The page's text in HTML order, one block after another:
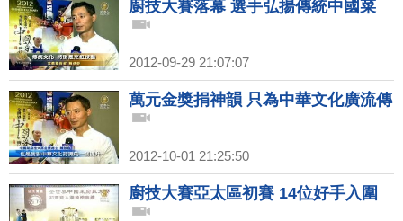
廚技大賽落幕 選手弘揚傳統中國菜
2012-09-29 21:07:07
萬元金獎捐神韻 只為中華文化廣流傳
2012-10-01 21:25:50
廚技大賽亞太區初賽 14位好手入圍